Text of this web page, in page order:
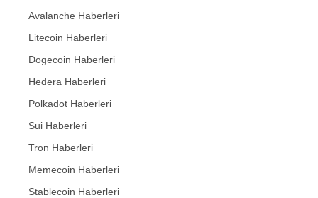
Avalanche Haberleri
Litecoin Haberleri
Dogecoin Haberleri
Hedera Haberleri
Polkadot Haberleri
Sui Haberleri
Tron Haberleri
Memecoin Haberleri
Stablecoin Haberleri